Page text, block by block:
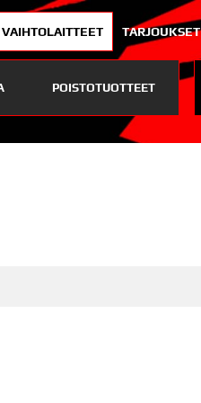
VAIHTOLAITTEET TARJOUKSET
POISTOTUOTTEET